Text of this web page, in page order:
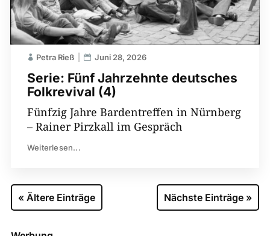
Serie: Fünf Jahrzehnte deutsches
Folkrevival (4)
Petra Rieß Juni 28, 2026
Fünfzig Jahre Bardentreffen in Nürnberg
– Rainer Pirzkall im Gespräch
Weiterlesen...
« Ältere Einträge Nächste Einträge »